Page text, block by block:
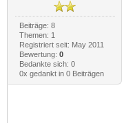
Beiträge: 8
Themen: 1
Registriert seit: May 2011
Bewertung: 0
Bedankte sich: 0
0x gedankt in 0 Beiträgen